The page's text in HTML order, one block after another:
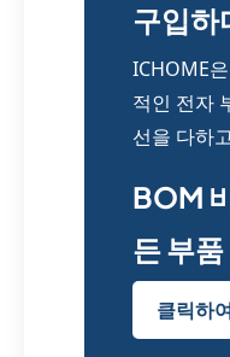
구입하
ICHOME
적인 전자
선을 다하
BOM
든 부품
클릭하